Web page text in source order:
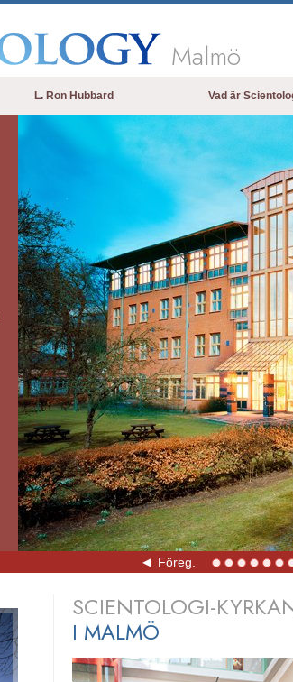
Malmö
L. Ron Hubbard Vad är
Scientologins
Vad scientologer
Träffa en scientolog
Inne i en Kyrka
Scientologins
En introduktion till
Kärlek och hat –
Vad är storhet?
Föreg.
SCIENTOLOGI-
I MALMÖ